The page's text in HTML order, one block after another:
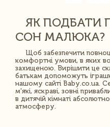
ЯК ПОДБАТИ
СОН МАЛЮКА?
Щоб забезпечити
комфортні умови, в яких
захищеною. Вирішити це
батькам допоможуть
нашому сайті Baby.co.ua.
м'які, яскраві, зовні
в дитячій кімнаті
атмосферу.